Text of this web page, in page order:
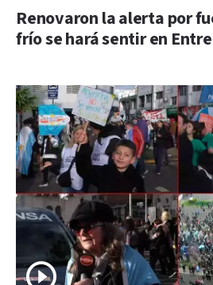
Renovaron la alerta por
frío se hará sentir en